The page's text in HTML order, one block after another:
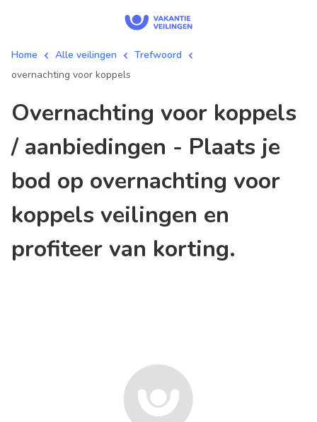
Home Alle veilingen
Trefwoord
overnachting voor koppels
overnachting voor koppels
/ aanbiedingen - Plaats je
bod op overnachting voor
koppels veilingen en
profiteer van korting.